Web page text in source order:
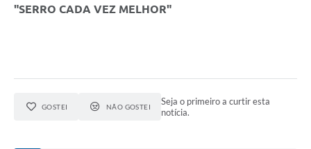
"SERRO CADA VEZ MELHOR"
GOSTEI NÃO GOSTEI
Seja o primeiro a curtir esta
notícia.